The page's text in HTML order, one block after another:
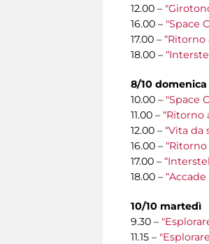
12.00 –
16.00 – "Space
17.00 – “Ritorno
18.00 –
8/10 domenica
10.00 – "Space
11.00 – “Ritorno
12.00 – “Vita da
16.00 –
17.00 –
18.00 –
10/10 martedì
9.30 –
11.15 –